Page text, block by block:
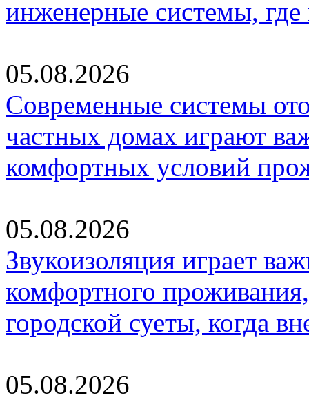
инженерные системы,
05.08.2026
Современные системы
частных домах играют
комфортных условий
05.08.2026
Звукоизоляция играет
комфортного
городской суеты, когда
05.08.2026